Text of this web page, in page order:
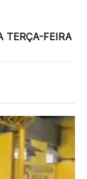
TERÇA-FEIRA